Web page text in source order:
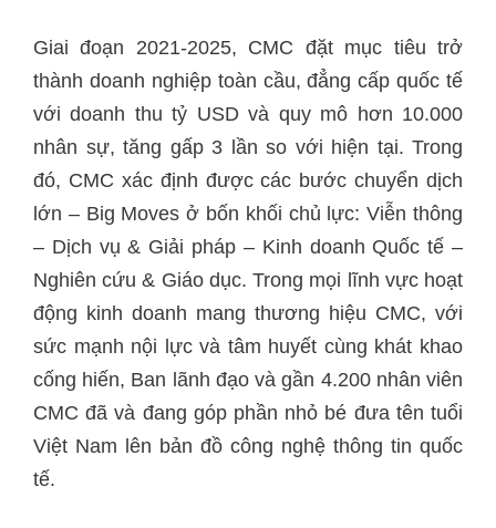
Giai đoạn 2021-2025, CMC đặt mục tiêu trở
thành doanh nghiệp toàn cầu, đẳng cấp quốc tế
với doanh thu tỷ USD và quy mô hơn 10.000
nhân sự, tăng gấp 3 lần so với hiện tại. Trong
đó, CMC xác định được các bước chuyển dịch
lớn – Big Moves ở bốn khối chủ lực: Viễn thông
– Dịch vụ & Giải pháp – Kinh doanh Quốc tế –
Nghiên cứu & Giáo dục. Trong mọi lĩnh vực hoạt
động kinh doanh mang thương hiệu CMC, với
sức mạnh nội lực và tâm huyết cùng khát khao
cống hiến, Ban lãnh đạo và gần 4.200 nhân viên
CMC đã và đang góp phần nhỏ bé đưa tên tuổi
Việt Nam lên bản đồ công nghệ thông tin quốc
tế.